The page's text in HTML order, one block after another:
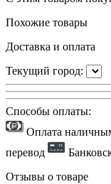
Похожие товары
Доставка и оплата
Текущий город:
Способы оплаты:
Оплата
перевод
Отзывы о товаре